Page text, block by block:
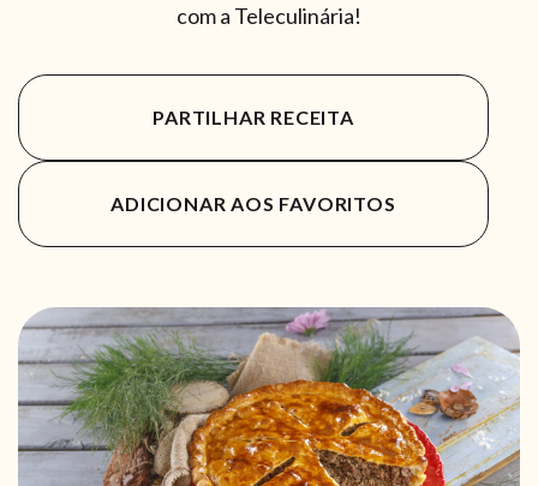
com a Teleculinária!
PARTILHAR RECEITA
ADICIONAR AOS FAVORITOS